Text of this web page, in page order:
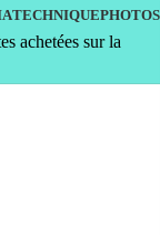
TECHNIQUEPHOTOS
achetées sur la